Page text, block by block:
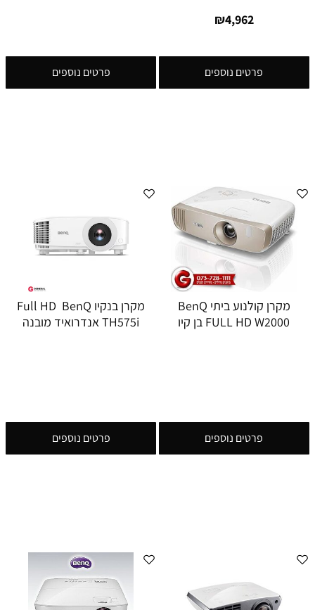
₪4,962
פרטים נוספים פרטים נוספים
מקרן קולנוע ביתי BenQ
FULL HD W2000 בן קיו
פרטים נוספים
מקרן בנקיו Full HD BenQ
TH575i אנדרואיד מובנה
פרטים נוספים